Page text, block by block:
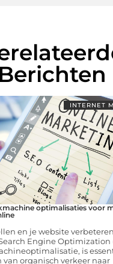
Berichten
INTERNET
optimalisaties voor
en je website
Engine Optimization
is
organisch verkeer naar